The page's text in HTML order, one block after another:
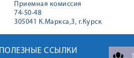
Приемная комиссия
74-50-48
305041 К.Маркса,3, г.Курск
ПОЛЕЗНЫЕ ССЫЛКИ